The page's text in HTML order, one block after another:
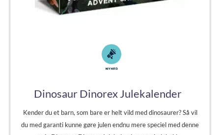
Dinosaur Dinorex Julekalender
Kender du et barn, som bare er helt vild med dinosaurer? Så vil
du med garanti kunne gøre julen endnu mere speciel med denne